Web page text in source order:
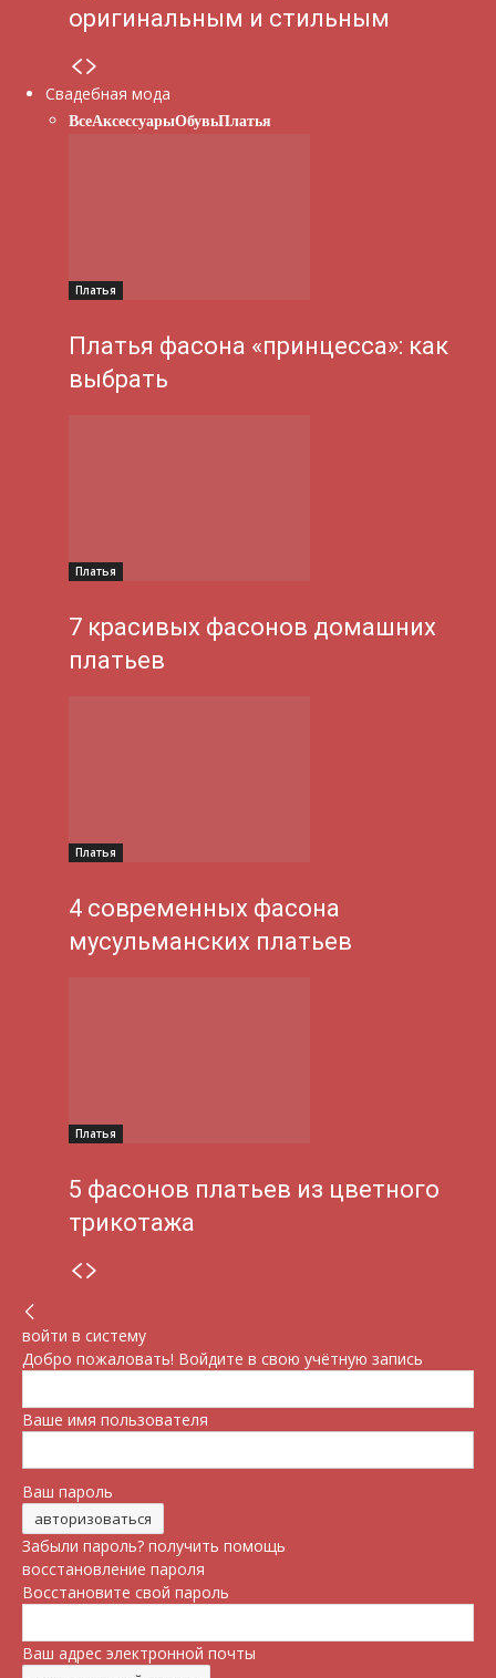
оригинальным и стильным
Свадебная мода
ВсеАксессуарыОбувьПлатья
Платья
Платья фасона «принцесса»: как
выбрать
Платья
7 красивых фасонов домашних
платьев
Платья
4 современных фасона
мусульманских платьев
Платья
5 фасонов платьев из цветного
трикотажа
войти в систему
Добро пожаловать! Войдите в свою учётную запись
Ваше имя пользователя
Ваш пароль
Забыли пароль? получить помощь
восстановление пароля
Восстановите свой пароль
Ваш адрес электронной почты